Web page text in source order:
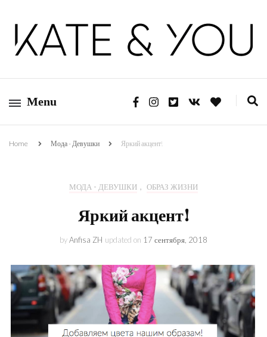
Kate&You
Menu
Home Мода - Девушки Яркий акцент!
МОДА - ДЕВУШКИ , ОБРАЗ ЖИЗНИ
Яркий акцент!
byAnfisa ZH updated on 17 сентября, 2018